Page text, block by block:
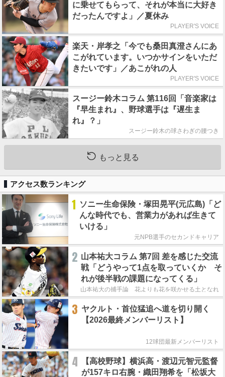
に乗せてもらって、それが本当に大好き
だったんですよ」／夏休み
PLAYER'S VOICE
楽天・岸孝之「今でも桑田真澄さんにあ
こがれています。いつかサインをいただ
きたいです」／あこがれの人
PLAYER'S VOICE
スージー鈴木コラム 第116回「音楽家は
『早生まれ』、野球選手は『遅生ま
れ』？」
スージー鈴木の球さわぎの腰つき
もっと見る
アクセス数ランキング
1 ソニー生命保険・塚田晃平(元広島)「ど
んな時代でも、営業力があれば生きて
いける」
元NPB選手のセカンドキャリア
2 山本祐大コラム 第7回 差を感じた交流
戦「どうやって1点を取っていくか そ
れが後半戦の課題になってくる」
山本祐大の捕手論 花よりも花を咲かせる土となれ
3 ヤクルト・首位猛追へ道を切り開く
【2026最終メンバーリスト】
12球団最新メンバーリスト
4
【高校野球】横浜高・渡辺元智元監督
が157キロ右腕・織田翔希を「松坂大